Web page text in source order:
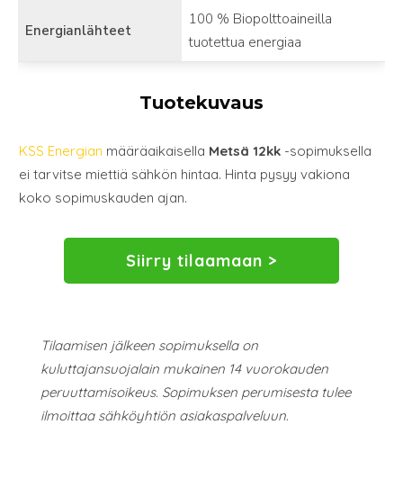
Energianlähteet
100 % Biopolttoaineilla
tuotettua energiaa
Tuotekuvaus
KSS Energian määräaikaisella Metsä 12kk -sopimuksella
ei tarvitse miettiä sähkön hintaa. Hinta pysyy vakiona
koko sopimuskauden ajan.
Siirry tilaamaan >
Tilaamisen jälkeen sopimuksella on
kuluttajansuojalain mukainen 14 vuorokauden
peruuttamisoikeus. Sopimuksen perumisesta tulee
ilmoittaa sähköyhtiön asiakaspalveluun.